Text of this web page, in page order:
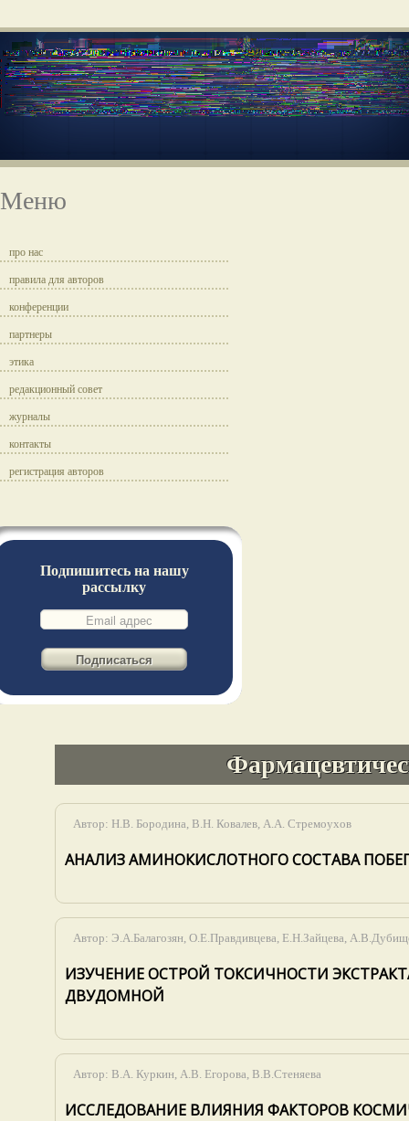
Меню
про нас
правила для авторов
конференции
партнеры
этика
редакционный совет
журналы
контакты
регистрация авторов
Подпишитесь на нашу
рассылку
Автор: Н.В. Бородина, В.Н. Ковалев, А.А. Стремоухов
АНАЛИЗ АМИНОКИСЛОТНОГО СОСТАВА
Автор: Э.А.Балагозян, О.Е.Правдивцева, Е.Н.Зайцева,
ИЗУЧЕНИЕ ОСТРОЙ ТОКСИЧНОСТИ
ДВУДОМНОЙ
Автор: В.А. Куркин, А.В. Егорова, В.В.Стеняева
ИССЛЕДОВАНИЕ ВЛИЯНИЯ ФАКТОРОВ